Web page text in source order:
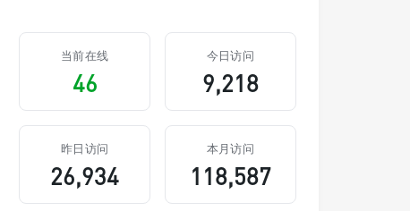
当前在线
46
今日访问
9,218
昨日访问
26,934
本月访问
118,587